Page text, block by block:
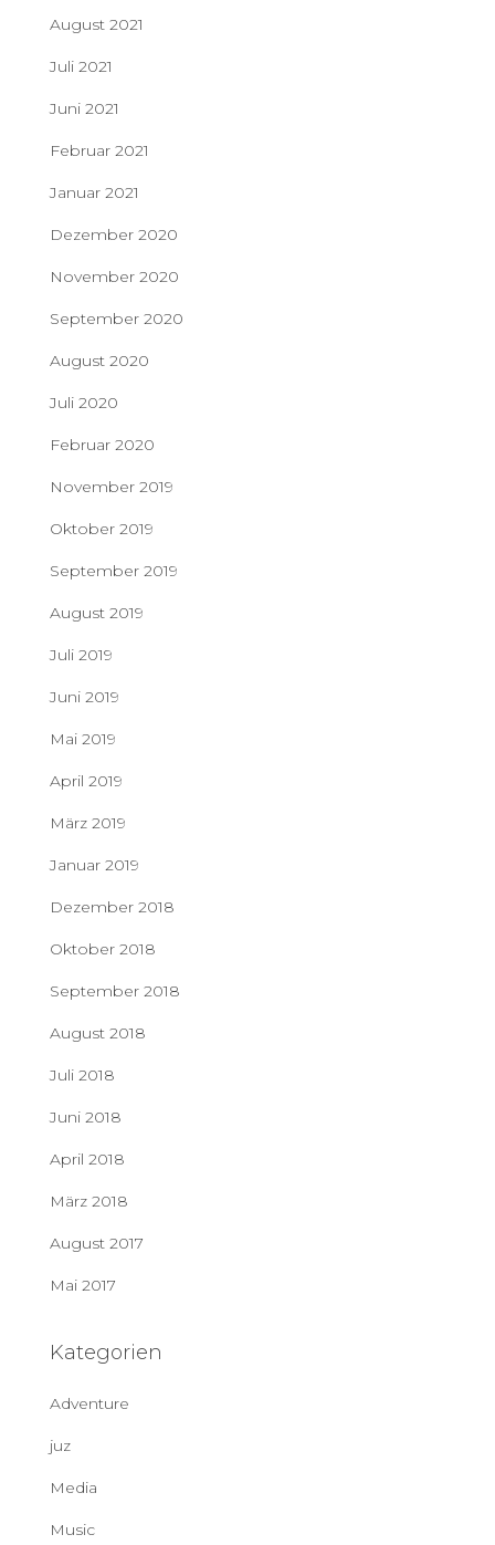
August 2021
Juli 2021
Juni 2021
Februar 2021
Januar 2021
Dezember 2020
November 2020
September 2020
August 2020
Juli 2020
Februar 2020
November 2019
Oktober 2019
September 2019
August 2019
Juli 2019
Juni 2019
Mai 2019
April 2019
März 2019
Januar 2019
Dezember 2018
Oktober 2018
September 2018
August 2018
Juli 2018
Juni 2018
April 2018
März 2018
August 2017
Mai 2017
Kategorien
Adventure
juz
Media
Music